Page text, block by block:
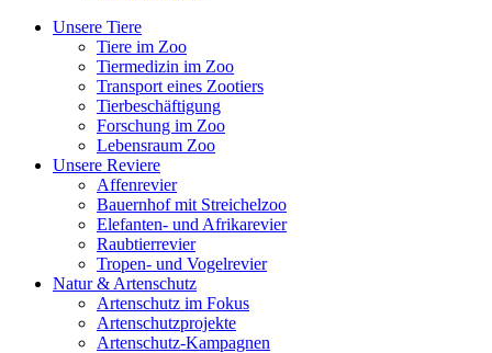
Unsere Tiere
Tiere im Zoo
Tiermedizin im Zoo
Transport eines Zootiers
Tierbeschäftigung
Forschung im Zoo
Lebensraum Zoo
Unsere Reviere
Affenrevier
Bauernhof mit Streichelzoo
Elefanten- und Afrikarevier
Raubtierrevier
Tropen- und Vogelrevier
Natur & Artenschutz
Artenschutz im Fokus
Artenschutzprojekte
Artenschutz-Kampagnen